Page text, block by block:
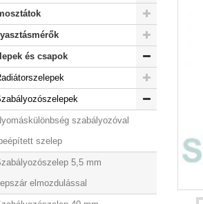
és csapok
szabályozóval
szelep
5,5 mm
elmozdulással